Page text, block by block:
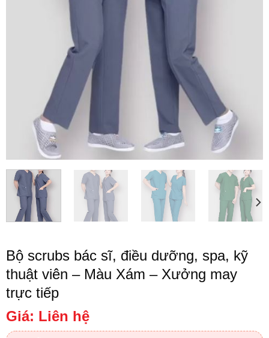
Bộ scrubs bác sĩ, điều dưỡng, spa, kỹ
thuật viên – Màu Xám – Xưởng may
trực tiếp
Giá: Liên hệ